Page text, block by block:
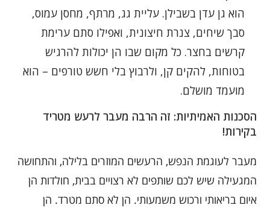
הוא גן עדן בשבילן. עליית גג, מרתף, מחסן עמוס,
סבך שיחים, צנרת חיצונית, ואפילו סתם ערימת
קרשים בחצר. כל מקום שבו הן יכולות להרגיש
בטוחות, להקים קן, ולרבוץ בלי חשש טורפים – הוא
מועמד מושלם.
הסכנות האמיתיות: זה הרבה מעבר לרעש מטריד
בקירות!
מעבר לעוגמת הנפש, הרעשים המוזרים בלילה, והתחושה
המגעילה שיש לכם שותפים לא רצויים בבית, חולדות הן
איום בריאותי ורכוש משמעותי. הן לא סתם מטרד. הן